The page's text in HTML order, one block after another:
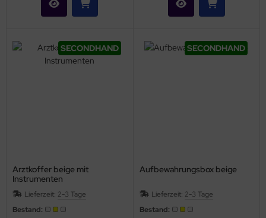
SECONDHAND
Arztkoffer beige mit
Instrumenten
Lieferzeit: 2-3 Tage
Bestand:
SECONDHAND
Aufbewahrungsbox beige
Lieferzeit: 2-3 Tage
Bestand: